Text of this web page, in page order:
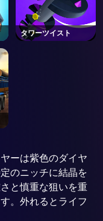
タワーツイスト
ーは紫色のダイヤ
のニッチに結晶を
と慎重な狙いを重
。外れるとライフ